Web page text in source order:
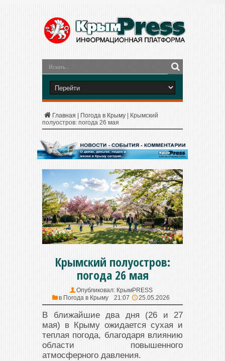
Главная Погода в Крыму
Крымский
полуостров: погода 26 мая
Крымский полуостров:
погода 26 мая
Опубликовал: КрымPRESS
в Погода в Крыму 21:07 25.05.2026
В ближайшие два дня (26 и 27
мая) в Крыму ожидается сухая и
теплая погода, благодаря влиянию
области повышенного
атмосферного давления.